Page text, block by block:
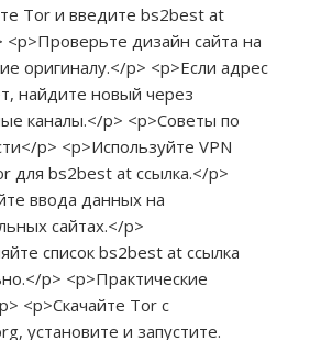
Tor и введите bs2best at
<p>Проверьте дизайн сайта на
оригиналу.</p> <p>Если адрес
найдите новый через
каналы.</p> <p>Советы по
p> <p>Используйте VPN
для bs2best at ссылка.</p>
ввода данных на
сайтах.</p>
список bs2best at ссылка
p> <p>Практические
<p>Скачайте Tor с
установите и запустите.